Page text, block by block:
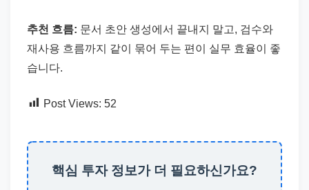
추천 흐름: 문서 초안 생성에서 끝내지 말고, 검수와
재사용 흐름까지 같이 묶어 두는 편이 실무 효율이 좋
습니다.
Post Views: 52
핵심 투자 정보가 더 필요하신가요?